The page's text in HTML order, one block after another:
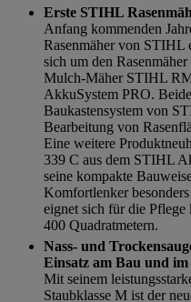
Erste STIHL
Anfang kommenden
Rasenmäher von STIHL
sich um den
Mulch-Mäher STIHL
AkkuSystem PRO.
Baukastensystem von
Bearbeitung von
Eine weitere
339 C aus dem STIHL
seine kompakte
Komfortlenker
eignet sich für die Pflege
400 Quadratmetern.
Nass- und
Einsatz am Bau und
Mit seinem
Staubklasse M ist der